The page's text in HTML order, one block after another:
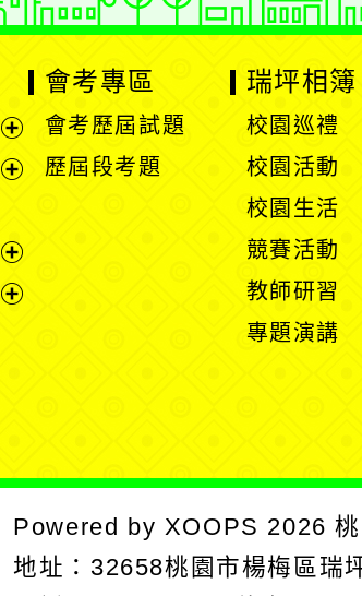
展
單
選
單
展
會考專區
會考歷屆試題
歷屆段考題
瑞坪相簿
校園巡禮
校園活動
校園生活
競賽活動
教師研習
專題演講
Powered by XOOPS 2026
地址： 32658桃園市楊梅區瑞